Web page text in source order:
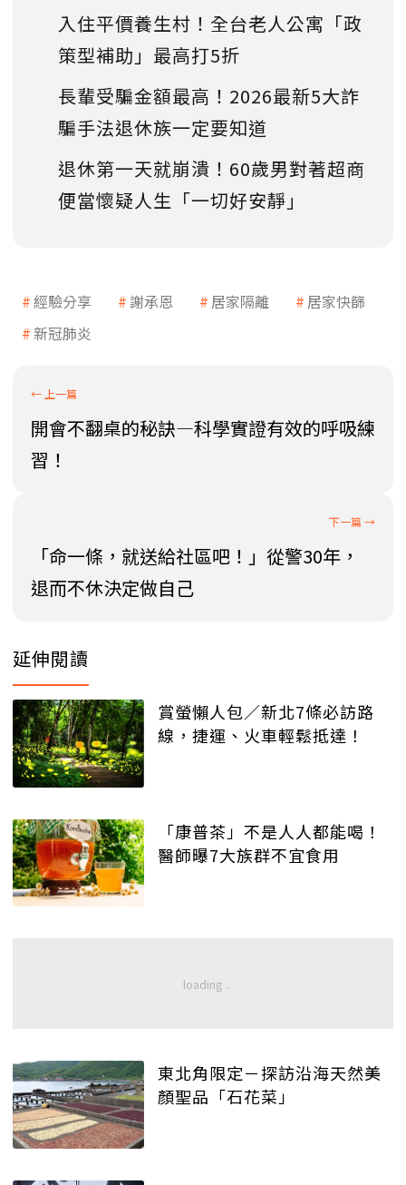
入住平價養生村！全台老人公寓「政
策型補助」最高打5折
長輩受騙金額最高！2026最新5大詐
騙手法退休族一定要知道
退休第一天就崩潰！60歲男對著超商
便當懷疑人生「一切好安靜」
經驗分享 謝承恩 居家隔離
居家快篩
新冠肺炎
開會不翻桌的秘訣—科學實證有效的呼吸練
習！
「命一條，就送給社區吧！」從警30年，
退而不休決定做自己
延伸閱讀
賞螢懶人包／新北7條必訪路
線，捷運、火車輕鬆抵達！
「康普茶」不是人人都能喝！
醫師曝7大族群不宜食用
東北角限定－探訪沿海天然美
顏聖品「石花菜」